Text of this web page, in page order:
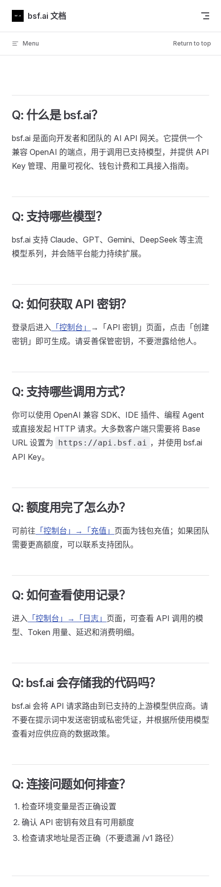
Skip to content
bsf.ai 文档
Menu Return to top
Q: 什么是 bsf.ai？
bsf.ai 是面向开发者和团队的 AI API 网关。它提供一个
兼容 OpenAI 的端点，用于调用已支持模型，并提供 API
Key 管理、用量可视化、钱包计费和工具接入指南。
Q: 支持哪些模型？
bsf.ai 支持 Claude、GPT、Gemini、DeepSeek 等主流
模型系列，并会随平台能力持续扩展。
Q: 如何获取 API 密钥？
登录后进入 「控制台」
→「API 密钥」页面，点击「创建
密钥」即可生成。请妥善保管密钥，不要泄露给他人。
Q: 支持哪些调用方式？
你可以使用 OpenAI 兼容 SDK、IDE 插件、编程 Agent
或直接发起 HTTP 请求。大多数客户端只需要将 Base
URL 设置为
https://api.bsf.ai ，并使用 bsf.ai
API Key。
Q: 额度用完了怎么办？
可前往 「控制台」→「充值」 页面为钱包充值；如果团队
需要更高额度，可以联系支持团队。
Q: 如何查看使用记录？
进入 「控制台」→「日志」 页面，可查看 API 调用的模
型、Token 用量、延迟和消费明细。
Q: bsf.ai 会存储我的代码吗？
bsf.ai 会将 API 请求路由到已支持的上游模型供应商。请
不要在提示词中发送密钥或私密凭证，并根据所使用模型
查看对应供应商的数据政策。
Q: 连接问题如何排查？
检查环境变量是否正确设置
确认 API 密钥有效且有可用额度
检查请求地址是否正确（不要遗漏 /v1 路径）